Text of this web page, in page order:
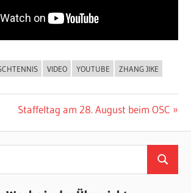
VIDEO YOUTUBE ZHANG JIKE
Nächster
Staffeltag am 28. August beim OSC
Suchen